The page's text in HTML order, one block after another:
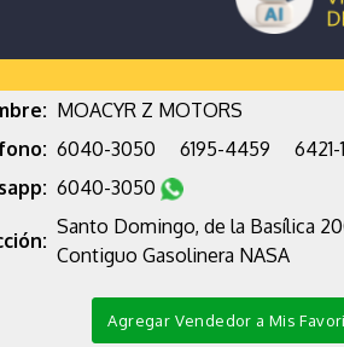
MOACYR Z MOTORS
6040-3050 6195-4459
6421-
6040-3050
Santo Domingo, de la Basílica
Contiguo Gasolinera NASA
Agregar Vendedor a Mis